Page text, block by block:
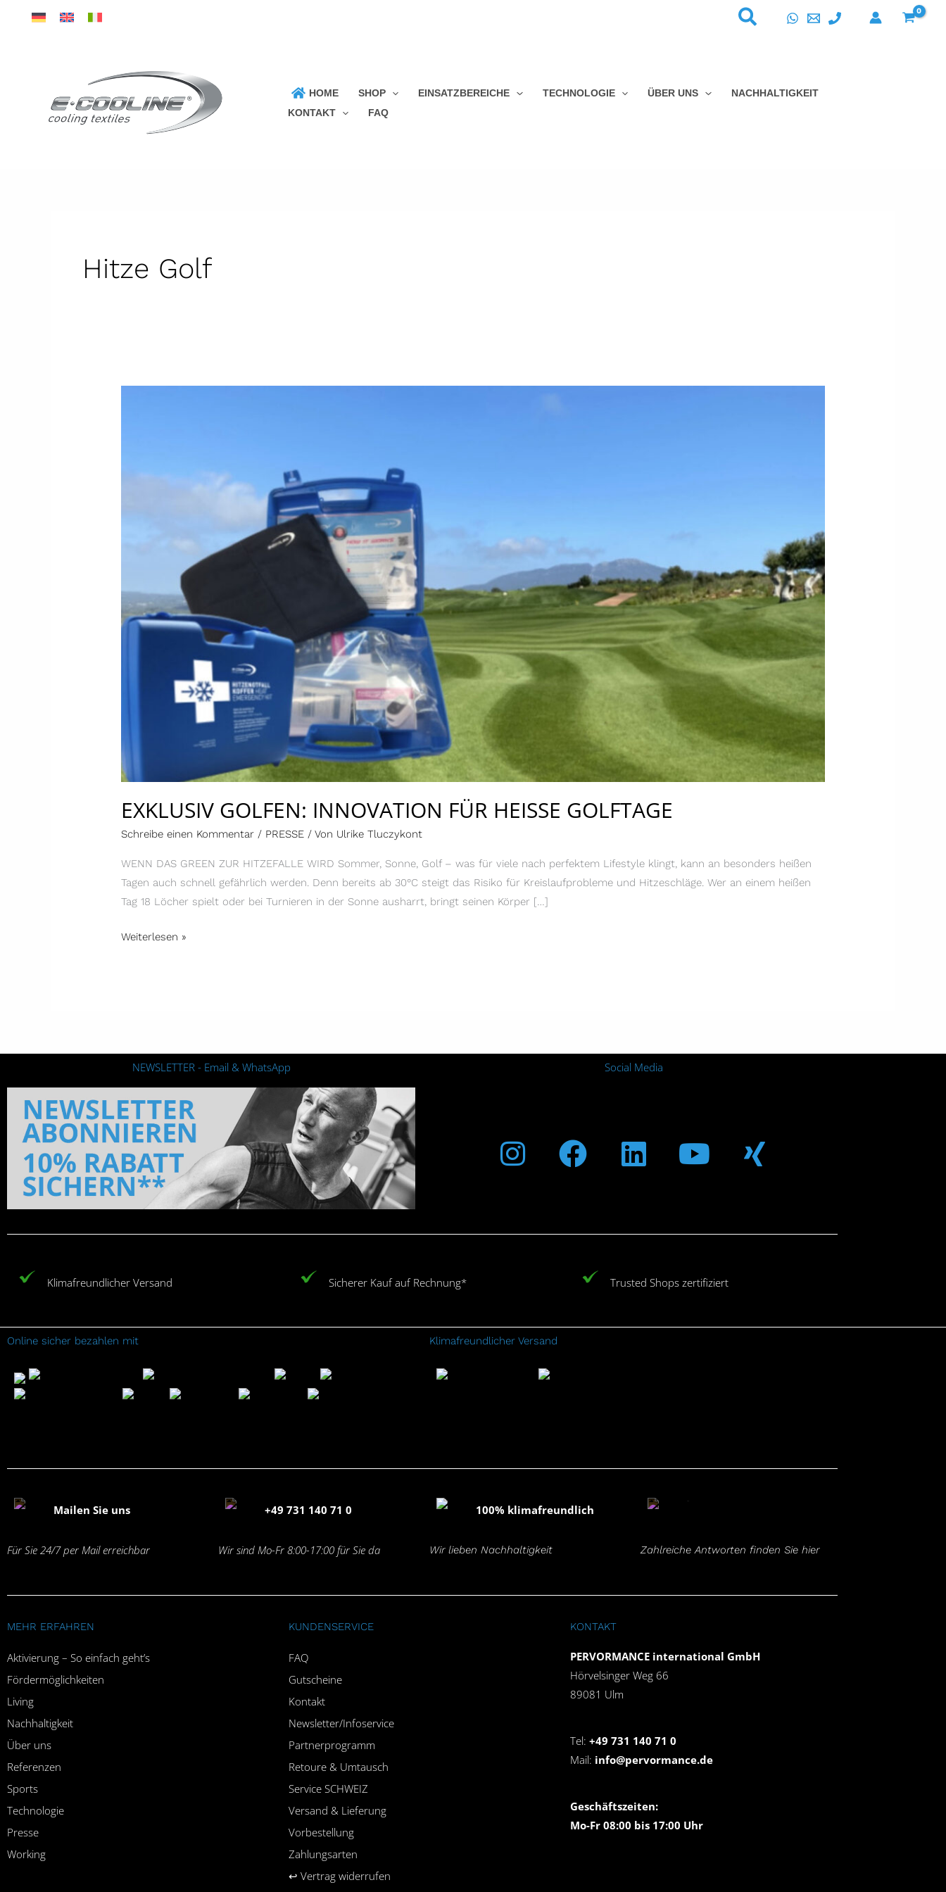
HOME SHOP EINSATZBEREICHE TECHNOLOGIE ÜBER UNS
NACHHALTIGKEIT
KONTAKT
FAQ
Hitze Golf
EXKLUSIV GOLFEN: INNOVATION FÜR HEISSE GOLFTAGE
Schreibe einen Kommentar / PRESSE / Von Ulrike Tluczykont
WENN DAS GREEN ZUR HITZEFALLE WIRD Sommer, Sonne, Golf – was für viele nach perfektem Lifestyle klingt, kann an besonders heißen
Tagen auch schnell gefährlich werden. Denn bereits ab 30°C steigt das Risiko für Kreislaufprobleme und Hitzeschläge. Wer an einem heißen
Tag 18 Löcher spielt oder bei Turnieren in der Sonne ausharrt, bringt seinen Körper […]
Weiterlesen »
NEWSLETTER - Email & WhatsApp Social Media
Klimafreundlicher Versand Sicherer Kauf auf Rechnung* Trusted Shops zertifiziert
Online sicher bezahlen mit Klimafreundlicher Versand
Mailen Sie uns +49 731 140 71 0 100% klimafreundlich
Für Sie 24/7 per Mail erreichbar Wir sind Mo-Fr 8:00-17:00 für Sie da Wir lieben Nachhaltigkeit Zahlreiche Antworten finden Sie hier
MEHR ERFAHREN
Aktivierung – So einfach geht’s
Fördermöglichkeiten
Living
Nachhaltigkeit
Über uns
Referenzen
Sports
Technologie
Presse
Working
KUNDENSERVICE
FAQ
Gutscheine
Kontakt
Newsletter/Infoservice
Partnerprogramm
Retoure & Umtausch
Service SCHWEIZ
Versand & Lieferung
Vorbestellung
Zahlungsarten
↩︎ Vertrag widerrufen
KONTAKT
PERVORMANCE international GmbH
Hörvelsinger Weg 66
89081 Ulm
Tel: +49 731 140 71 0
Mail: info@pervormance.de
Geschäftszeiten:
Mo-Fr 08:00 bis 17:00 Uhr